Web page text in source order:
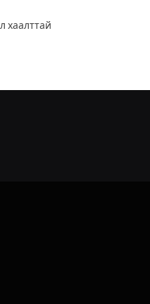
хаалттай